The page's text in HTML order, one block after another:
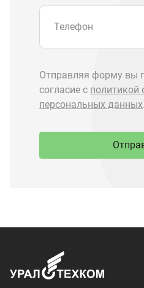
Запчасти Урал
Запчасти Камаз
Спецпредложения
Доставка и оплата